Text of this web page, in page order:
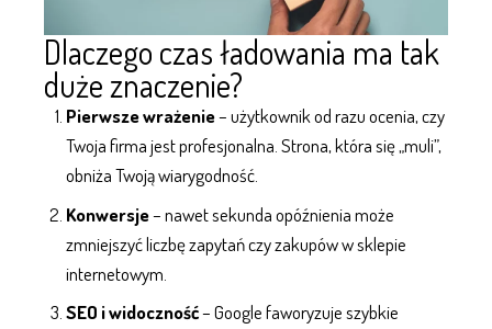
Dlaczego czas ładowania ma tak
duże znaczenie?
Pierwsze wrażenie– użytkownik od razu ocenia, czy
Twoja firma jest profesjonalna. Strona, która się „muli”,
obniża Twoją wiarygodność.
Konwersje– nawet sekunda opóźnienia może
zmniejszyć liczbę zapytań czy zakupów wsklepie
internetowym
SEO i widoczność– Google faworyzuje szybkie